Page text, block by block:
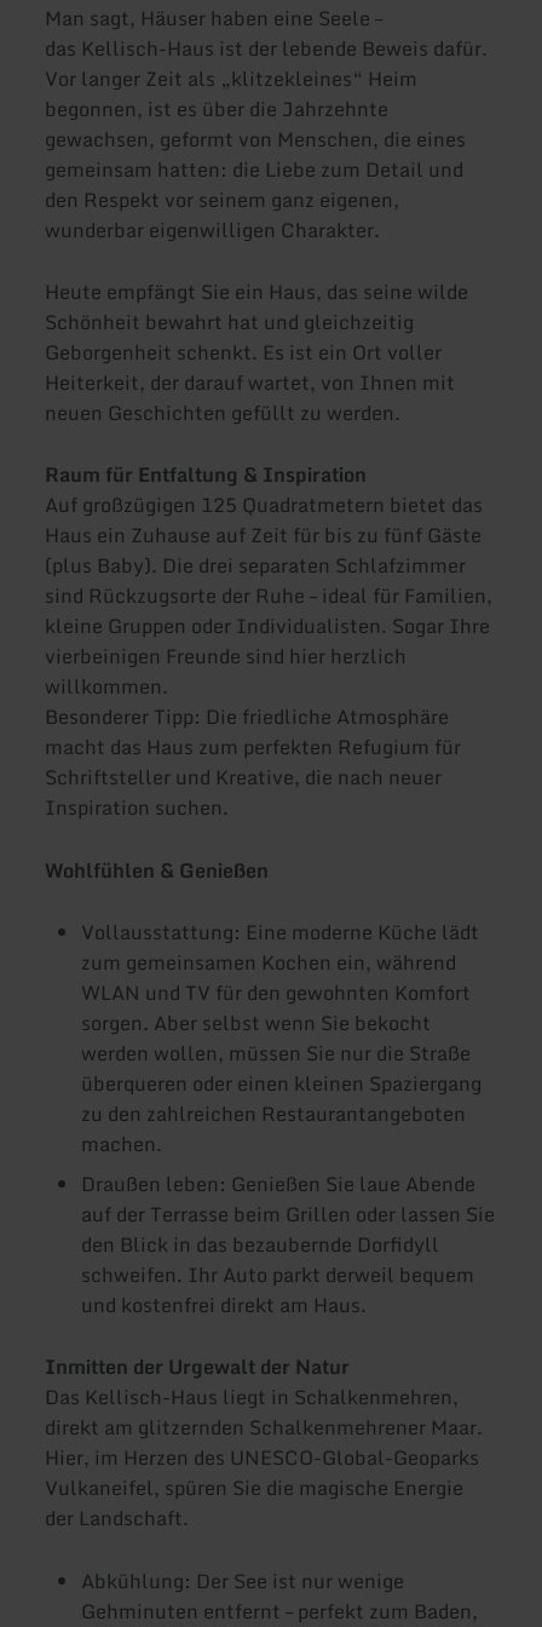
Man sagt, Häuser haben eine Seele –
das Kellisch-Haus ist der lebende Beweis dafür.
Vor langer Zeit als „klitzekleines“ Heim
begonnen, ist es über die Jahrzehnte
gewachsen, geformt von Menschen, die eines
gemeinsam hatten: die Liebe zum Detail und
den Respekt vor seinem ganz eigenen,
wunderbar eigenwilligen Charakter.
Heute empfängt Sie ein Haus, das seine wilde
Schönheit bewahrt hat und gleichzeitig
Geborgenheit schenkt. Es ist ein Ort voller
Heiterkeit, der darauf wartet, von Ihnen mit
neuen Geschichten gefüllt zu werden.
Raum für Entfaltung & Inspiration
Auf großzügigen 125 Quadratmetern bietet das
Haus ein Zuhause auf Zeit für bis zu fünf Gäste
(plus Baby). Die drei separaten Schlafzimmer
sind Rückzugsorte der Ruhe – ideal für Familien,
kleine Gruppen oder Individualisten. Sogar Ihre
vierbeinigen Freunde sind hier herzlich
willkommen.
Besonderer Tipp: Die friedliche Atmosphäre
macht das Haus zum perfekten Refugium für
Schriftsteller und Kreative, die nach neuer
Inspiration suchen.
Wohlfühlen & Genießen
Vollausstattung: Eine moderne Küche lädt
zum gemeinsamen Kochen ein, während
WLAN und TV für den gewohnten Komfort
sorgen. Aber selbst wenn Sie bekocht
werden wollen, müssen Sie nur die Straße
überqueren oder einen kleinen Spaziergang
zu den zahlreichen Restaurantangeboten
machen.
Draußen leben: Genießen Sie laue Abende
auf der Terrasse beim Grillen oder lassen Sie
den Blick in das bezaubernde Dorfidyll
schweifen. Ihr Auto parkt derweil bequem
und kostenfrei direkt am Haus.
Inmitten der Urgewalt der Natur
Das Kellisch-Haus liegt in Schalkenmehren,
direkt am glitzernden Schalkenmehrener Maar.
Hier, im Herzen des UNESCO-Global-Geoparks
Vulkaneifel, spüren Sie die magische Energie
der Landschaft.
Abkühlung: Der See ist nur wenige
Gehminuten entfernt – perfekt zum Baden,